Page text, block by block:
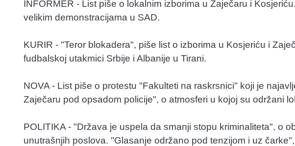
INFORMER - List piše o lokalnim izborima u Zaječaru i
velikim demonstracijama u SAD.
KURIR - "Teror blokadera", piše list o izborima u Kosjeriću i
fudbalskoj utakmici Srbije i Albanije u Tirani.
NOVA - List piše o protestu "Fakulteti na raskrsnici" koji je
Zaječaru pod opsadom policije", o atmosferi u kojoj su održani
POLITIKA - "Država je uspela da smanji stopu kriminaliteta", o
unutrašnjih poslova. "Glasanje održano pod tenzijom i uz